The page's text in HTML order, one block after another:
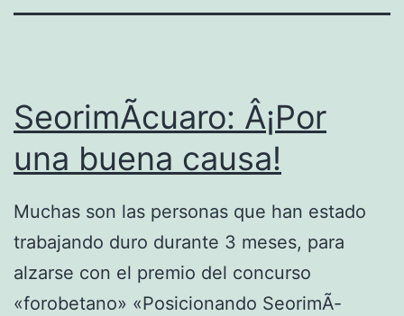
SeorimÃ­cuaro: Â¡Por
una buena causa!
Muchas son las personas que han estado
trabajando duro durante 3 meses, para
alzarse con el premio del concurso
«forobetano» «Posicionando SeorimÃ­